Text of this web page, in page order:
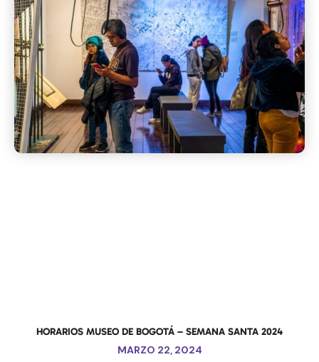
HORARIOS MUSEO DE BOGOTÁ – SEMANA SANTA 2024
MARZO 22, 2024